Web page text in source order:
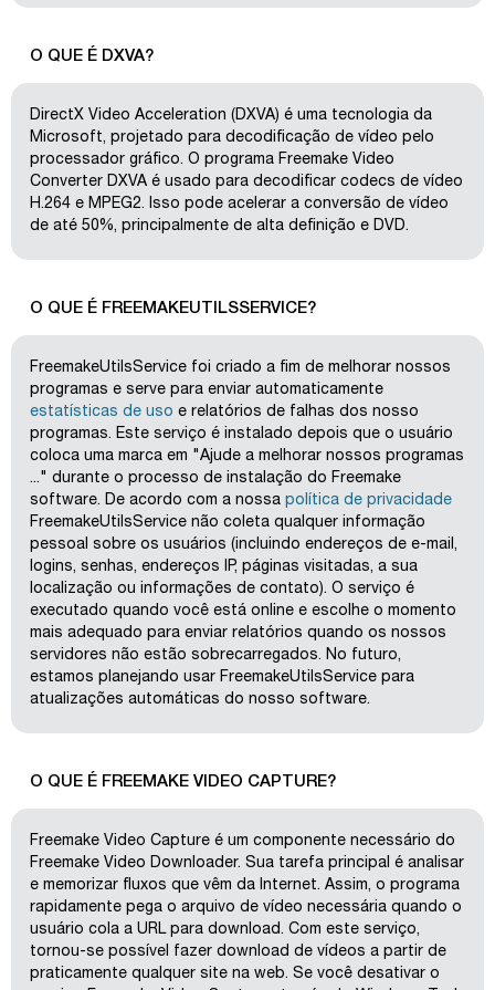
O QUE É DXVA?
DirectX Video Acceleration (DXVA) é uma tecnologia da
Microsoft, projetado para decodificação de vídeo pelo
processador gráfico. O programa Freemake Video
Converter DXVA é usado para decodificar codecs de vídeo
H.264 e MPEG2. Isso pode acelerar a conversão de vídeo
de até 50%, principalmente de alta definição e DVD.
O QUE É FREEMAKEUTILSSERVICE?
FreemakeUtilsService foi criado a fim de melhorar nossos
programas e serve para enviar automaticamente
estatísticas de uso e relatórios de falhas dos nosso
programas. Este serviço é instalado depois que o usuário
coloca uma marca em "Ajude a melhorar nossos programas
..." durante o processo de instalação do Freemake
software. De acordo com a nossa política de privacidade
FreemakeUtilsService não coleta qualquer informação
pessoal sobre os usuários (incluindo endereços de e-mail,
logins, senhas, endereços IP, páginas visitadas, a sua
localização ou informações de contato). O serviço é
executado quando você está online e escolhe o momento
mais adequado para enviar relatórios quando os nossos
servidores não estão sobrecarregados. No futuro,
estamos planejando usar FreemakeUtilsService para
atualizações automáticas do nosso software.
O QUE É FREEMAKE VIDEO CAPTURE?
Freemake Video Capture é um componente necessário do
Freemake Video Downloader. Sua tarefa principal é analisar
e memorizar fluxos que vêm da Internet. Assim, o programa
rapidamente pega o arquivo de vídeo necessária quando o
usuário cola a URL para download. Com este serviço,
tornou-se possível fazer download de vídeos a partir de
praticamente qualquer site na web. Se você desativar o